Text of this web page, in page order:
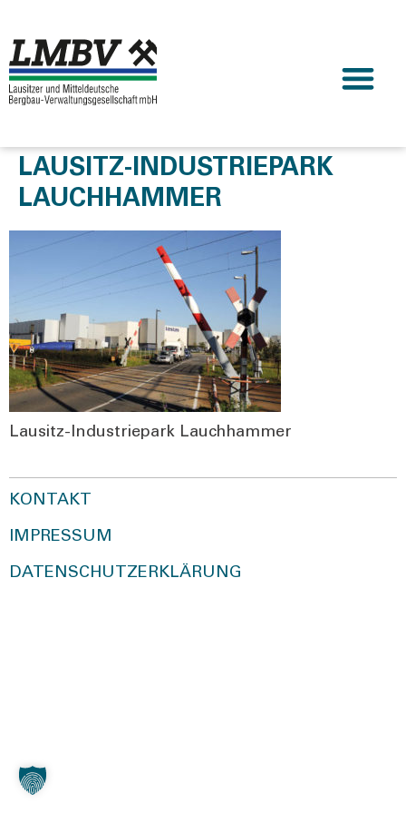
LAUSITZ-INDUSTRIEPARK
LAUCHHAMMER
Lau­sitz-Indus­trie­park Lauch­ham­mer
KONTAKT
IMPRESSUM
DATENSCHUTZERKLÄRUNG